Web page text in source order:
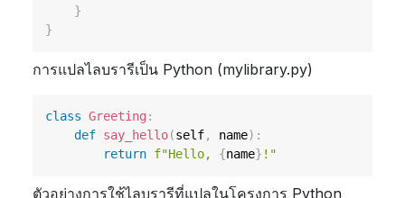
}
}
การแปลไลบรารีเป็น Python (mylibrary.py)
class Greeting :
def say_hello(self, name) :
return f"Hello, {name} !"
ตัวอย่างการใช้ไลบรารีที่แปลในโครงการ Python